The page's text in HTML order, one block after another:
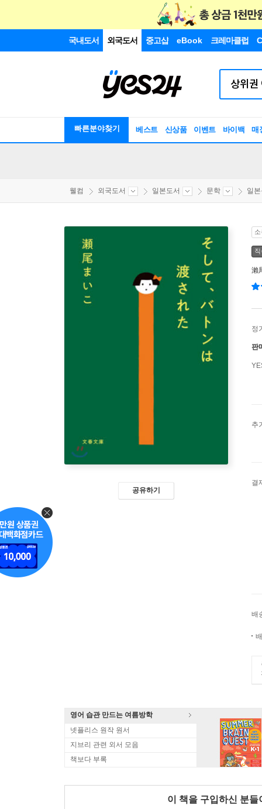
국내도서 외국도서 중고샵 eBook 크레마클럽
빠른분야찾기 베스트 신상품 이벤트 바이백 매
웰컴 외국도서 일본도서 문학 일
공유하기
瀨
정
판
추
결
배
영어 습관 만드는 여름방학
넷플리스 원작 원서
지브리 관련 외서 모음
책보다 부록
이 책을 구입하신 분